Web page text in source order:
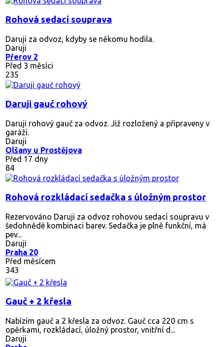
Rohová sedací souprava
Daruji za odvoz, kdyby se někomu hodila.
Daruji
Přerov 2
Před 3 měsíci
235
Daruji gauč rohový
Daruji rohový gauč za odvoz. Již rozložený a připraveny v
garáži.
Daruji
Olšany u Prostějova
Před 17 dny
84
Rohová rozkládací sedačka s úložným prostor
Rezervováno Daruji za odvoz rohovou sedací soupravu v
šedohnědé kombinaci barev. Sedačka je plně funkční, má
pev...
Daruji
Praha 20
Před měsícem
343
Gauč + 2 křesla
Nabízím gauč a 2 křesla za odvoz. Gauč cca 220 cm s
opěrkami, rozkládací, úložný prostor, vnitřní d...
Daruji